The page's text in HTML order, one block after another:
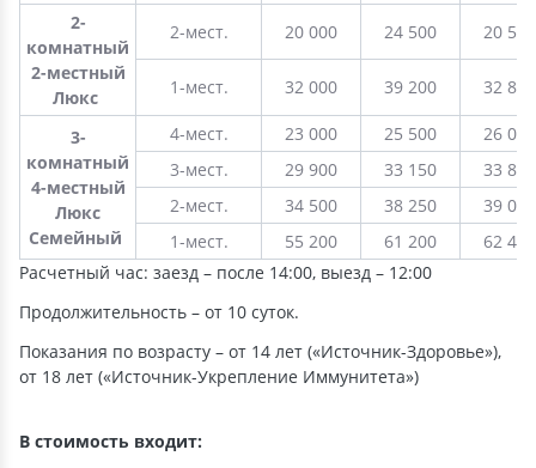
2-
комнатный
2-местный
Люкс
2-мест. 20 000 24 500 20 500
1-мест. 32 000 39 200 32 800
3-
комнатный
4-местный
Люкс
Семейный
4-мест. 23 000 25 500
26 000
3-мест.
29 900 33 150
33 800
2-мест.
34 500 38 250
39 000
1-мест.
55 200 61 200
62 400
Расчетный час: заезд – после 14:00, выезд – 12:00
Продолжительность – от 10 суток.
Показания по возрасту – от 14 лет («Источник-Здоровье»),
от 18 лет («Источник-Укрепление Иммунитета»)
В стоимость входит: